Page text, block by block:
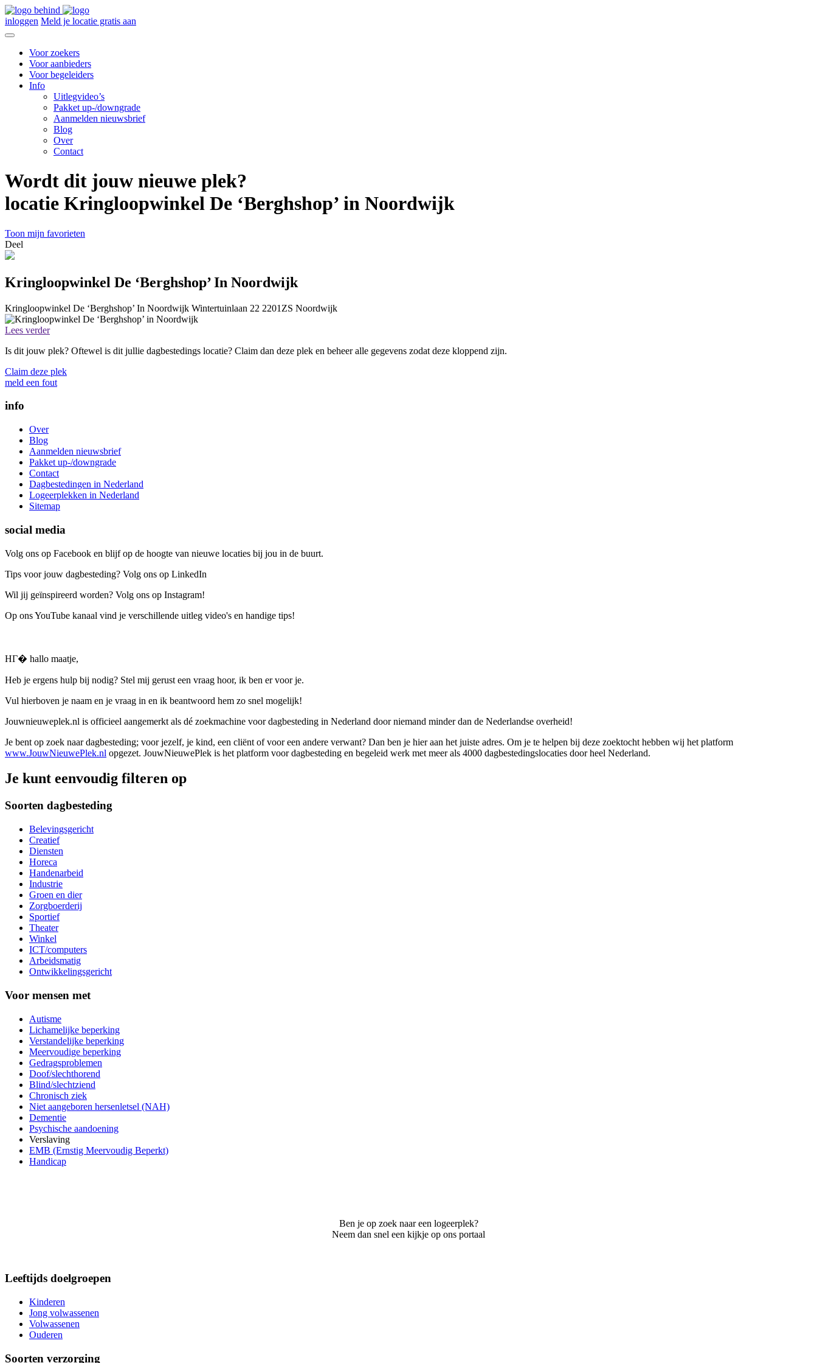
inloggen Meld je locatie gratis aan
Voor zoekers
Voor aanbieders
Voor begeleiders
Info
Uitlegvideo’s
Pakket up-/downgrade
Aanmelden nieuwsbrief
Blog
Over
Contact
Wordt dit jouw nieuwe plek?
locatie Kringloopwinkel De ‘Berghshop’ in Noordwijk
Toon mijn favorieten
Deel
Kringloopwinkel De ‘Berghshop’ In Noordwijk
Kringloopwinkel De ‘Berghshop’ In Noordwijk Wintertuinlaan 22 2201ZS Noordwijk
Lees verder
Is dit jouw plek? Oftewel is dit jullie dagbestedings locatie? Claim dan deze plek en beheer alle gegevens zodat deze kloppend zijn.
Claim deze plek
meld een fout
info
Over
Blog
Aanmelden nieuwsbrief
Pakket up-/downgrade
Contact
Dagbestedingen in Nederland
Logeerplekken in Nederland
Sitemap
social media
Volg ons op Facebook en blijf op de hoogte van nieuwe locaties bij jou in de buurt.
Tips voor jouw dagbesteding? Volg ons op LinkedIn
Wil jij geïnspireerd worden? Volg ons op Instagram!
Op ons YouTube kanaal vind je verschillende uitleg video's en handige tips!
HГ� hallo maatje,
Heb je ergens hulp bij nodig? Stel mij gerust een vraag hoor, ik ben er voor je.
Vul hierboven je naam en je vraag in en ik beantwoord hem zo snel mogelijk!
Jouwnieuweplek.nl is officieel aangemerkt als dé zoekmachine voor dagbesteding in Nederland door niemand minder dan de Nederlandse overheid!
Je bent op zoek naar dagbesteding; voor jezelf, je kind, een cliënt of voor een andere verwant? Dan ben je hier aan het juiste adres. Om je te helpen bij deze zoektocht hebben wij het platform
www.JouwNieuwePlek.nl opgezet. JouwNieuwePlek is het platform voor dagbesteding en begeleid werk met meer als 4000 dagbestedingslocaties door heel Nederland.
Je kunt eenvoudig filteren op
Soorten dagbesteding
Belevingsgericht
Creatief
Diensten
Horeca
Handenarbeid
Industrie
Groen en dier
Zorgboerderij
Sportief
Theater
Winkel
ICT/computers
Arbeidsmatig
Ontwikkelingsgericht
Voor mensen met
Autisme
Lichamelijke beperking
Verstandelijke beperking
Meervoudige beperking
Gedragsproblemen
Doof/slechthorend
Blind/slechtziend
Chronisch ziek
Niet aangeboren hersenletsel (NAH)
Dementie
Psychische aandoening
Verslaving
EMB (Ernstig Meervoudig Beperkt)
Handicap
Ben je op zoek naar een logeerplek?
Neem dan snel een kijkje op ons portaal
Leeftijds doelgroepen
Kinderen
Jong volwassenen
Volwassenen
Ouderen
Soorten verzorging